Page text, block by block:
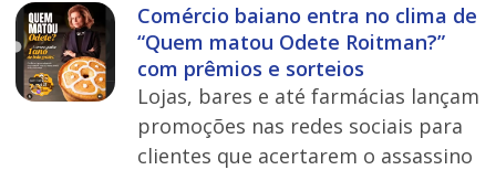
Comércio baiano entra no clima de
“Quem matou Odete Roitman?”
com prêmios e sorteios
Lojas, bares e até farmácias lançam
promoções nas redes sociais para
clientes que acertarem o assassino